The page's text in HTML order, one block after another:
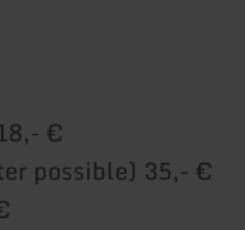
€
possible) 35,- €